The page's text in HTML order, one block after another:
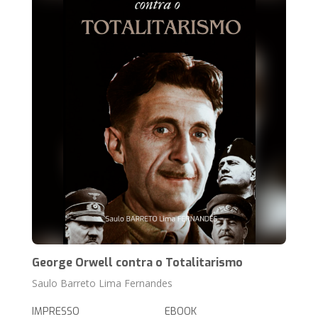
George Orwell contra o Totalitarismo
Saulo Barreto Lima Fernandes
IMPRESSO EBOOK